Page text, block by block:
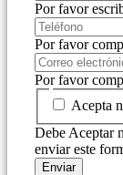
Por favor
Por favor
Por favor
Acepta
Debe Aceptar
enviar este
Enviar